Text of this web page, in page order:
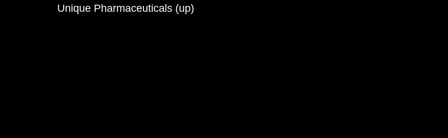
Unique Pharmaceuticals (up)